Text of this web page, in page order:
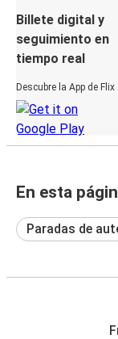
Billete digital y
seguimiento en
tiempo real
Descubre la App de Flix
En esta
Paradas de